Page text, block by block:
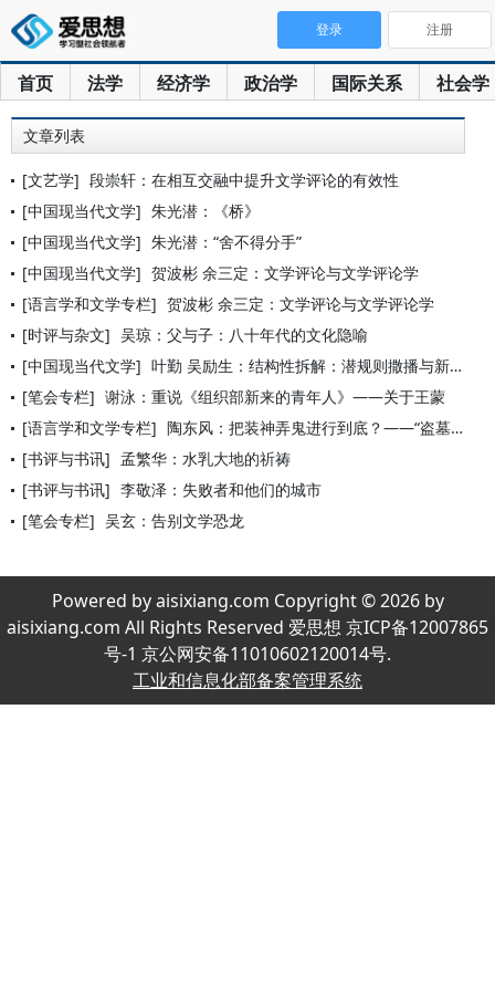
首页 法学 经济学 政治学 国际关系 社会学
登录 注册
文章列表
[文艺学] 段崇轩：在相互交融中提升文学评论的有效性
[中国现当代文学] 朱光潜：《桥》
[中国现当代文学] 朱光潜：“舍不得分手”
[中国现当代文学] 贺波彬 余三定：文学评论与文学评论学
[语言学和文学专栏] 贺波彬 余三定：文学评论与文学评论学
[时评与杂文] 吴琼：父与子：八十年代的文化隐喻
[中国现当代文学] 叶勤 吴励生：结构性拆解：潜规则撒播与新官人叙事
[笔会专栏] 谢泳：重说《组织部新来的青年人》——关于王蒙
[语言学和文学专栏] 陶东风：把装神弄鬼进行到底？——“盗墓文学”之怪、力、乱、神
[书评与书讯] 孟繁华：水乳大地的祈祷
[书评与书讯] 李敬泽：失败者和他们的城市
[笔会专栏] 吴玄：告别文学恐龙
Powered by aisixiang.com Copyright © 2026 by
aisixiang.com All Rights Reserved 爱思想 京ICP备12007865
号-1 京公网安备11010602120014号.
工业和信息化部备案管理系统